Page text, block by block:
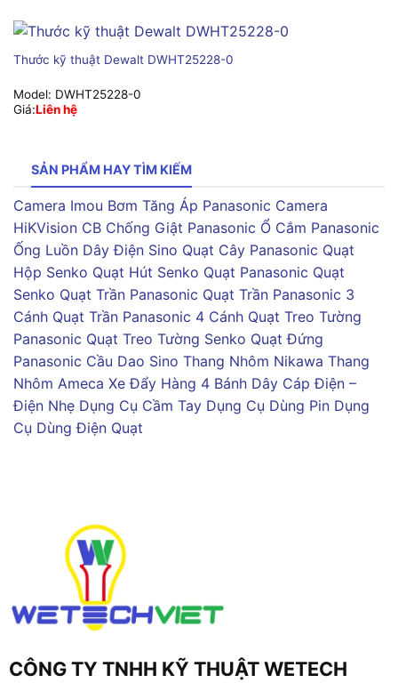
Thước kỹ thuật Dewalt DWHT25228-0
Model: DWHT25228-0
Giá:Liên hệ
SẢN PHẨM HAY TÌM KIẾM
Camera Imou Bơm Tăng Áp Panasonic Camera
HiKVision CB Chống Giật Panasonic Ổ Cắm Panasonic
Ống Luồn Dây Điện Sino Quạt Cây Panasonic Quạt
Hộp Senko Quạt Hút Senko Quạt Panasonic Quạt
Senko Quạt Trần Panasonic Quạt Trần Panasonic 3
Cánh Quạt Trần Panasonic 4 Cánh Quạt Treo Tường
Panasonic Quạt Treo Tường Senko Quạt Đứng
Panasonic Cầu Dao Sino Thang Nhôm Nikawa Thang
Nhôm Ameca Xe Đẩy Hàng 4 Bánh Dây Cáp Điện –
Điện Nhẹ Dụng Cụ Cầm Tay Dụng Cụ Dùng Pin Dụng
Cụ Dùng Điện Quạt
CÔNG TY TNHH KỸ THUẬT WETECH